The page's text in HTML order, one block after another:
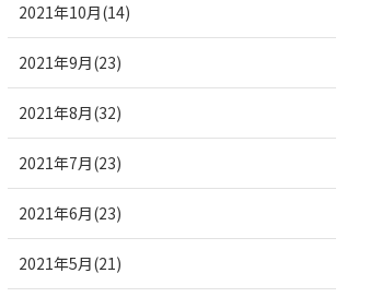
2021年10月(14)
2021年9月(23)
2021年8月(32)
2021年7月(23)
2021年6月(23)
2021年5月(21)